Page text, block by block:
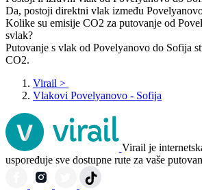
Da, postoji direktni vlak između
Kolike su emisije CO2 za putovanje od
svlak?
Putovanje s vlak od Povelyanovo do Sofija
CO2.
Virail >
Vlakovi Povelyanovo - Sofija
Virail je
uspoređuje sve dostupne rute za vaše